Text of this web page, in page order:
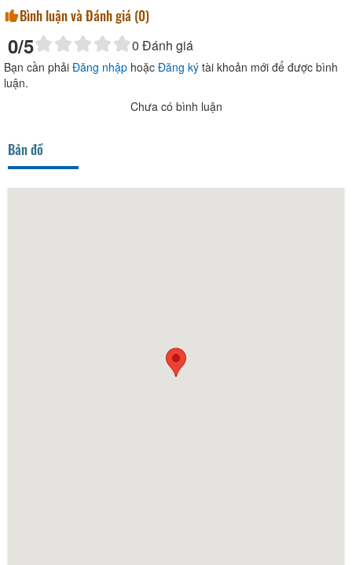
Bình luận và Đánh giá (0)
0/5 0 Đánh giá
Bạn cần phải Đăng nhập hoặc Đăng ký tài khoản mới để được bình
luận.
Chưa có bình luận
Bản đồ